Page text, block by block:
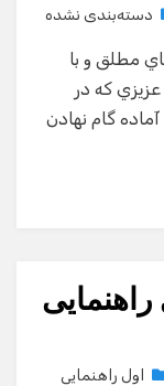
دسته‌بندی نشده
مطلق و با
كه در
و آماده گام نهادن
اول راهنمایی